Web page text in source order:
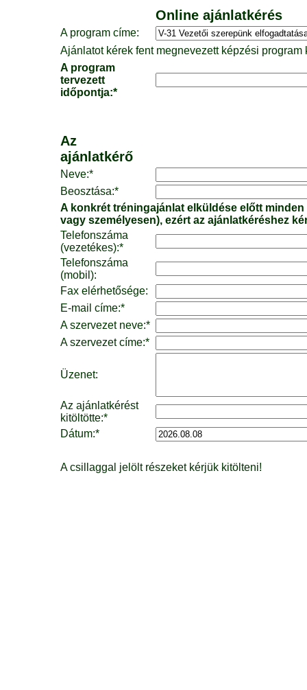
Online ajánlatkérés
A program címe:
Ajánlatot kérek fent megnevezett képzési
A program
tervezett
időpontja:*
Az
ajánlatkérő
Neve:*
Beosztása:*
A konkrét tréningajánlat elküldése előtt
vagy személyesen), ezért az ajánlatkéréshez
Telefonszáma
(vezetékes):*
Telefonszáma
(mobil):
Fax elérhetősége:
E-mail címe:*
A szervezet neve:*
A szervezet címe:*
Üzenet:
Az ajánlatkérést
kitöltötte:*
Dátum:*
A csillaggal jelölt részeket kérjük kitölteni!